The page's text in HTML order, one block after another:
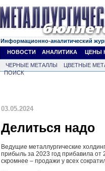
Информационно-аналитический
НОВОСТИ
АНАЛИТИКА ЦЕНЫ
ЧЕРНЫЕ МЕТАЛЛЫ ЦВЕТНЫЕ
ПОИСК
03.05.2024
Делиться надо
Ведущие металлургические
прибыль за 2023 год прибавила от
скромнее – продажи у всех